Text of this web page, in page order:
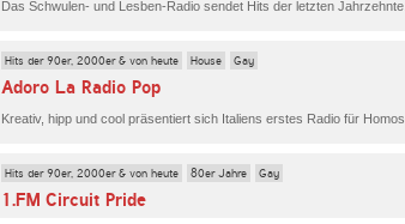
Das Schwulen- und Lesben-Radio sendet Hits der letzten Jahrzehnte.
Hits der 90er, 2000er & von heute House Gay
Adoro La Radio Pop
Hits der 90er, 2000er & von heute 80er Jahre Gay
1.FM Circuit Pride